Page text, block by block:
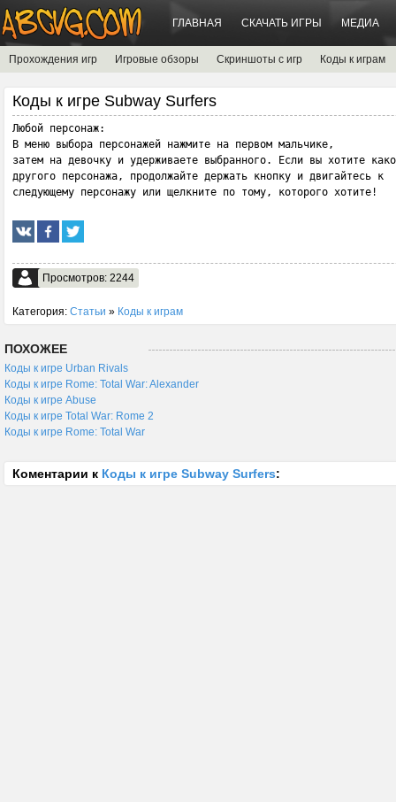
ГЛАВНАЯ СКАЧАТЬ ИГРЫ МЕДИА
Прохождения игр Игровые обзоры Скриншоты с игр Коды к играм
Коды к игре Subway Surfers
Любой персонаж:
В меню выбора персонажей нажмите на первом мальчике,
затем на девочку и удерживаете выбранного. Если вы хотите
другого персонажа, продолжайте держать кнопку и двигайтесь к
следующему персонажу или щелкните по тому, которого хотите!
Просмотров: 2244
Категория: Статьи » Коды к играм
ПОХОЖЕЕ
Коды к игре Urban Rivals
Коды к игре Rome: Total War: Alexander
Коды к игре Abuse
Коды к игре Total War: Rome 2
Коды к игре Rome: Total War
Коментарии к Коды к игре Subway Surfers: